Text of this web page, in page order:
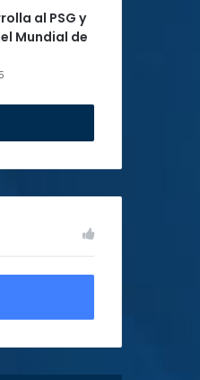
al PSG y
Mundial de